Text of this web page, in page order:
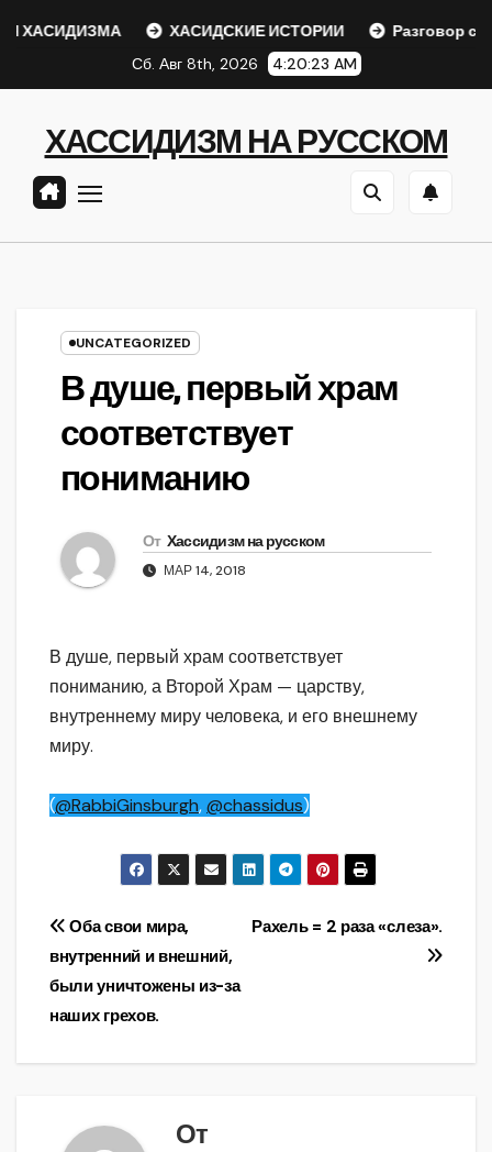
ХАСИДИЗМА ХАСИДСКИЕ ИСТОРИИ
Разговор с
Сб. Авг 8th, 2026
4:20:23 AM
ХАССИДИЗМ НА РУССКОМ
UNCATEGORIZED
В душе, первый храм
соответствует
пониманию
От Хассидизм на русском
МАР 14, 2018
В душе, первый храм соответствует
пониманию, а Второй Храм — царству,
внутреннему миру человека, и его внешнему
миру.
(@RabbiGinsburgh,@chassidus)
Навигация
по
записям
Рахель = 2 раза «слеза».
Оба свои мира,
внутренний и внешний,
были уничтожены из-за
наших грехов.
От